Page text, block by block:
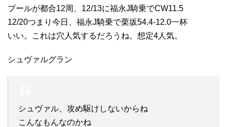
プールが都合12周、12/13に福永J騎乗でCW11.5
12/20つまり今日、福永J騎乗で栗坂54.4-12.0一杯
いい。これは穴人気するだろうね。想定4人気。
シュヴァルグラン
シュヴァル、攻め駆けしないからね
こんなもんなのかね